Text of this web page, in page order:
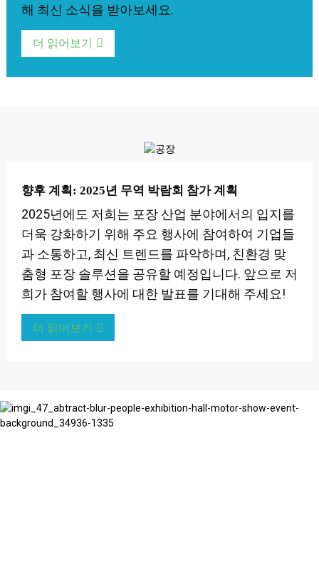
해 최신 소식을 받아보세요.
더 읽어보기
향후 계획: 2025년 무역 박람회 참가 계획
2025년에도 저희는 포장 산업 분야에서의 입지를
더욱 강화하기 위해 주요 행사에 참여하여 기업들
과 소통하고, 최신 트렌드를 파악하며, 친환경 맞
춤형 포장 솔루션을 공유할 예정입니다. 앞으로 저
희가 참여할 행사에 대한 발표를 기대해 주세요!
더 읽어보기